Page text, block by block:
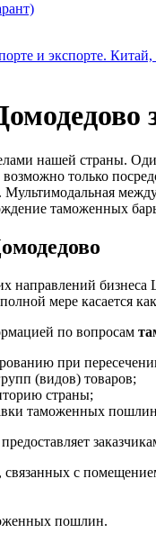
и экспорте.
нашей страны.
только
таможенных
направлений
мере касается
по вопросам
при
(видов) товаров;
страны;
таможенных
предоставляет
с
пошлин.